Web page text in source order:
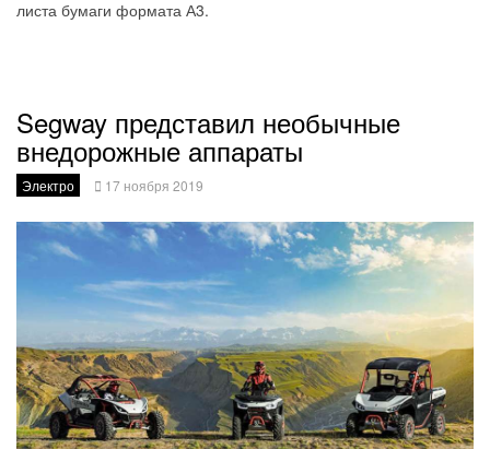
листа бумаги формата А3.
Segway представил необычные
внедорожные аппараты
Электро 17 ноября 2019